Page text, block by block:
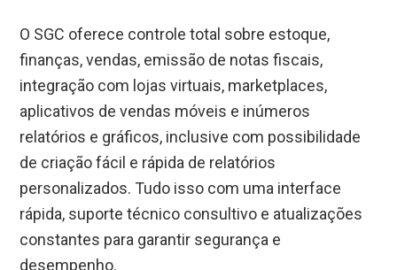
O SGC oferece controle total sobre estoque,
finanças, vendas, emissão de notas fiscais,
integração com lojas virtuais, marketplaces,
aplicativos de vendas móveis e inúmeros
relatórios e gráficos, inclusive com possibilidade
de criação fácil e rápida de relatórios
personalizados. Tudo isso com uma interface
rápida, suporte técnico consultivo e atualizações
constantes para garantir segurança e
desempenho.